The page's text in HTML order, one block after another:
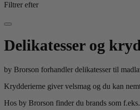
Filtrer efter
Delikatesser og
by Brorson forhandler delikatesser til
Krydderierne giver velsmag og du kan
Hos by Brorson finder du brands som